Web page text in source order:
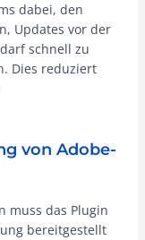
dabei, den
Updates vor der
schnell zu
Dies reduziert
von Adobe-
muss das Plugin
bereitgestellt